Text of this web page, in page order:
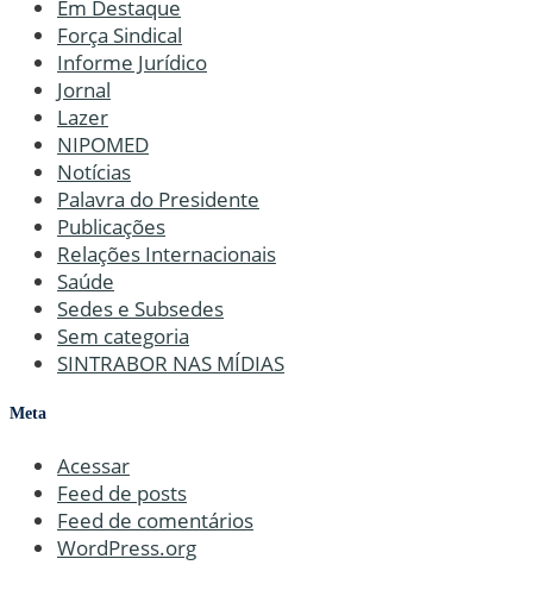
Em Destaque
Força Sindical
Informe Jurídico
Jornal
Lazer
NIPOMED
Notícias
Palavra do Presidente
Publicações
Relações Internacionais
Saúde
Sedes e Subsedes
Sem categoria
SINTRABOR NAS MÍDIAS
Meta
Acessar
Feed de posts
Feed de comentários
WordPress.org